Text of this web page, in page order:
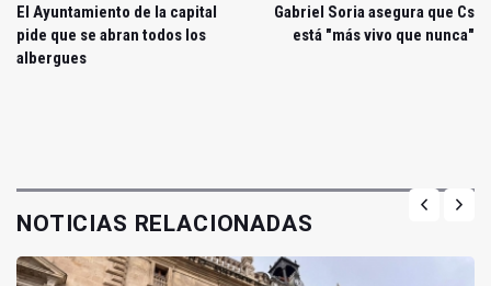
El Ayuntamiento de la capital
pide que se abran todos los
albergues
Gabriel Soria asegura que Cs
está "más vivo que nunca"
NOTICIAS RELACIONADAS